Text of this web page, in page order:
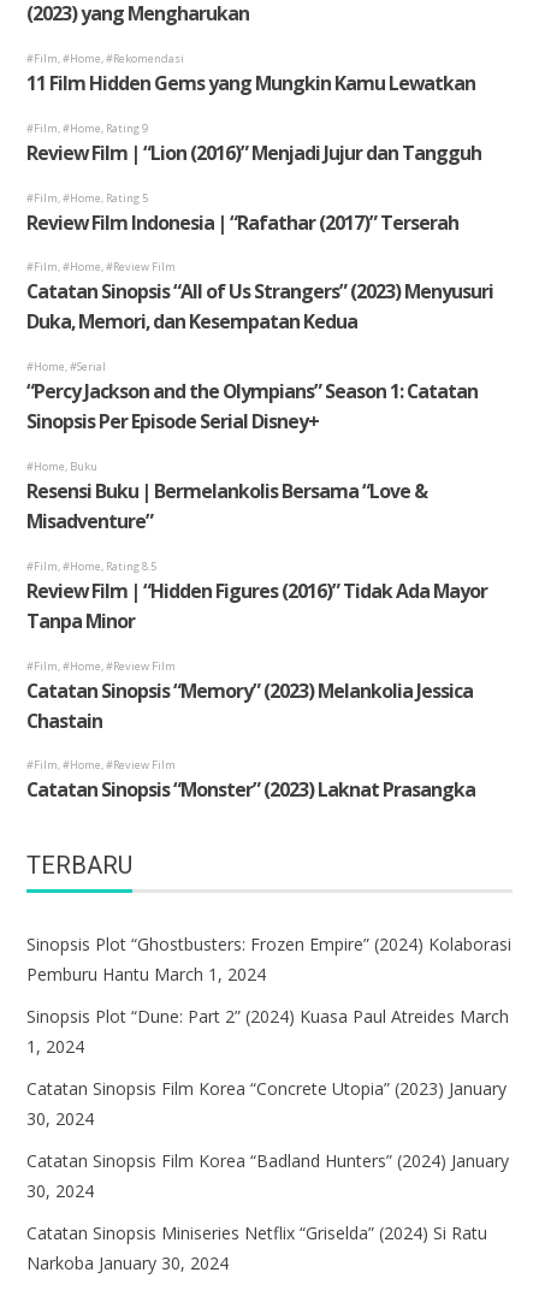
TERBARU
Sinopsis Plot “Ghostbusters: Frozen Empire” (2024) Kolaborasi
Pemburu Hantu March 1, 2024
Sinopsis Plot “Dune: Part 2” (2024) Kuasa Paul Atreides March
1, 2024
Catatan Sinopsis Film Korea “Concrete Utopia” (2023) January
30, 2024
Catatan Sinopsis Film Korea “Badland Hunters” (2024) January
30, 2024
Catatan Sinopsis Miniseries Netflix “Griselda” (2024) Si Ratu
Narkoba January 30, 2024